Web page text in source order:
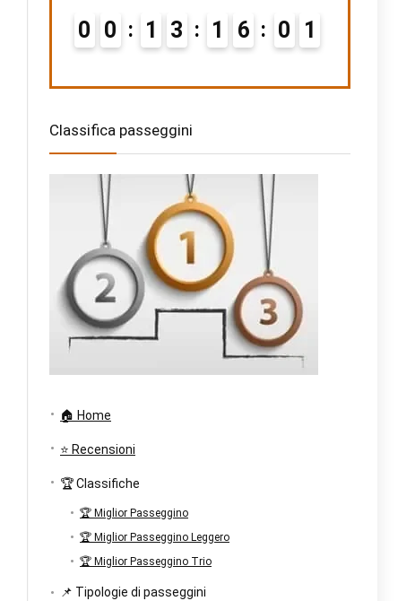
0 0 1 3 1 6 0 0
Classifica passeggini
🏠 Home
⭐ Recensioni
🏆 Classifiche
🏆 Miglior Passeggino
🏆 Miglior Passeggino Leggero
🏆 Miglior Passeggino Trio
📌 Tipologie di passeggini